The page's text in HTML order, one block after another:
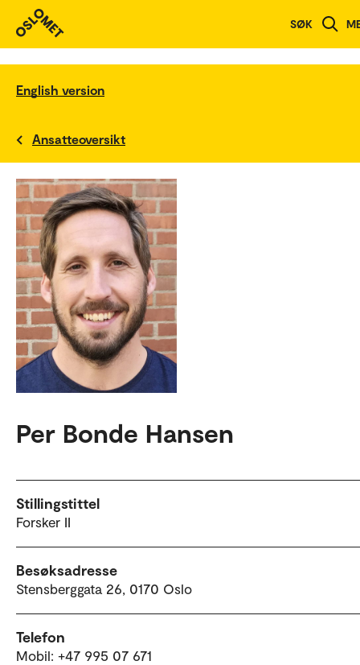
SØK
English version
Ansatteoversikt
Per Bonde Hansen
Stillingstittel
Forsker II
Besøksadresse
Stensberggata 26, 0170 Oslo
Telefon
Mobil: +47 995 07 671